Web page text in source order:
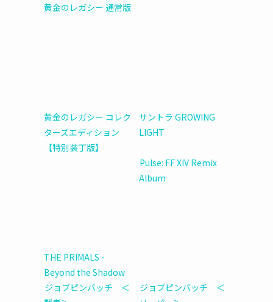
黄金のレガシー 通常版
黄金のレガシー コレク
ターズエディション
【特別装丁版】
サントラ GROWING
LIGHT
THE PRIMALS -
Beyond the Shadow
Pulse: FF XIV Remix
Album
ジョブピンバッチ ＜
ジョブピンバッチ ＜